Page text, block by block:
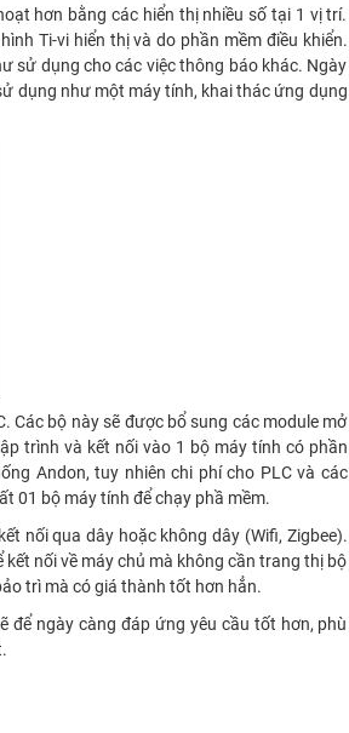
hơn bằng các hiển thị nhiều số tại 1 vị trí.
Ti-vi hiển thị và do phần mềm điều khiển.
sử dụng cho các việc thông báo khác. Ngày
dụng như một máy tính, khai thác ứng dụng
Các bộ này sẽ được bổ sung các module mở
trình và kết nối vào 1 bộ máy tính có phần
Andon, tuy nhiên chi phí cho PLC và các
01 bộ máy tính để chạy phầ mềm.
nối qua dây hoặc không dây (Wifi, Zigbee).
nối về máy chủ mà không cần trang thị bộ
trì mà có giá thành tốt hơn hẳn.
để ngày càng đáp ứng yêu cầu tốt hơn, phù